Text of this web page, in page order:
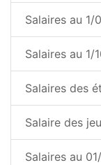
Salaires au 1/
Salaires au 1/
Salaires des
Salaire des
Salaires au